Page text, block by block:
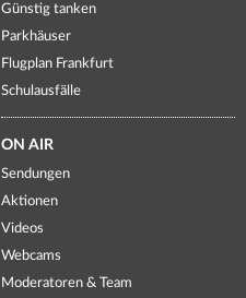
Günstig tanken
Parkhäuser
Flugplan Frankfurt
Schulausfälle
ON AIR
Sendungen
Aktionen
Videos
Webcams
Moderatoren & Team